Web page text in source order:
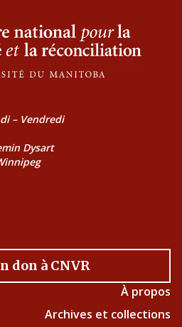
– Vendredi
Dysart
don à CNVR
À propos
Archives et collections